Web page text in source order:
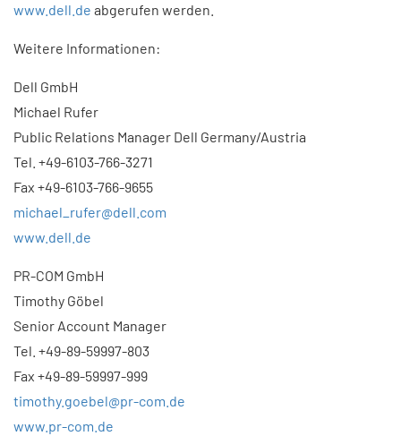
www.dell.de abgerufen werden.
Weitere Informationen:
Dell GmbH
Michael Rufer
Public Relations Manager Dell Germany/Austria
Tel. +49-6103-766-3271
Fax +49-6103-766-9655
michael_rufer@dell.com
www.dell.de
PR-COM GmbH
Timothy Göbel
Senior Account Manager
Tel. +49-89-59997-803
Fax +49-89-59997-999
timothy.goebel@pr-com.de
www.pr-com.de